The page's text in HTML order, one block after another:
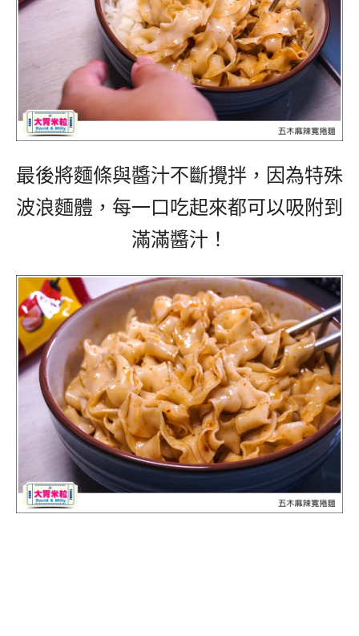
最後將麵條與醬汁不斷攪拌，因為特殊
波浪麵體，每一口吃起來都可以吸附到
滿滿醬汁！